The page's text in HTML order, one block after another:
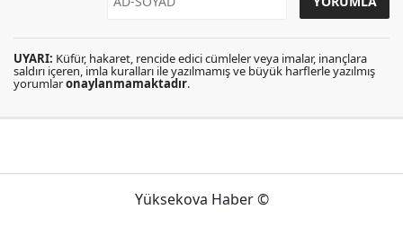
UYARI: Küfür, hakaret, rencide edici cümleler veya imalar, inançlara
saldırı içeren, imla kuralları ile yazılmamış ve büyük harflerle yazılmış
yorumlaronaylanmamaktadır.
Yüksekova Haber ©